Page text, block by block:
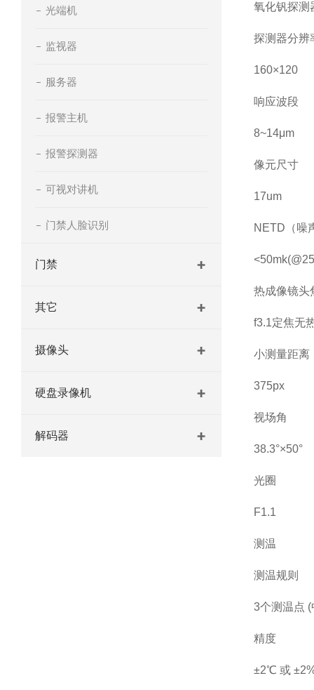
光端机
监视器
服务器
报警主机
报警探测器
可视对讲机
门禁人脸识别
门禁
其它
摄像头
硬盘录像机
解码器
氧化钒探测
探测器分辨
160×120
响应波段
8~14μm
像元尺寸
17um
NETD（噪
热成像镜头
f3.1定焦无
小测量距离
375px
视场角
38.3°×50°
光圈
F1.1
测温
测温规则
3个测温点
精度
±2℃ 或